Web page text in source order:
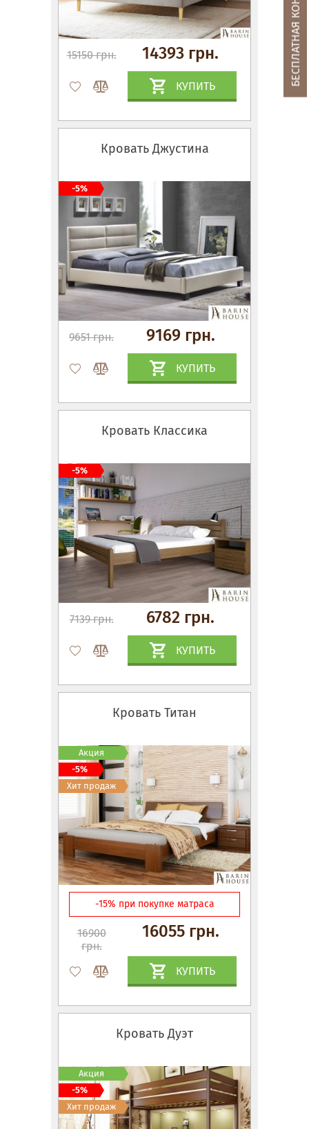
15150 грн. 14393 грн.
КУПИТЬ
Кровать Джустина
9651 грн. 9169 грн.
КУПИТЬ
-5%
Кровать Классика
7139 грн. 6782 грн.
КУПИТЬ
-5%
Кровать Титан
-15% при покупке матраса
16900
грн.
16055 грн.
КУПИТЬ
Акция
-5%
Хит продаж
Кровать Дуэт
Акция
-5%
Хит продаж